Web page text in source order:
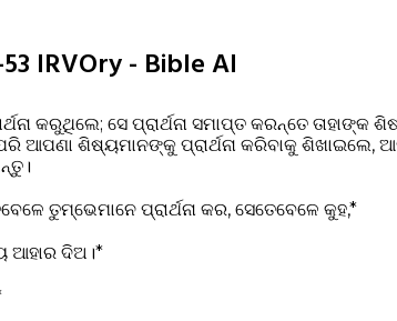
IRVOry - Bible AI
କରୁଥିଲେ; ସେ ପ୍ରାର୍ଥନା ସମାପ୍ତ କରନ୍ତେ
ଆପଣା ଶିଷ୍ୟମାନଙ୍କୁ ପ୍ରାର୍ଥନା କରିବାକୁ ଶିଖାଇଲେ,
ତୁମ୍ଭେମାନେ ପ୍ରାର୍ଥନା କର, ସେତେବେଳେ କୁହ,*
ଦିଅ।*